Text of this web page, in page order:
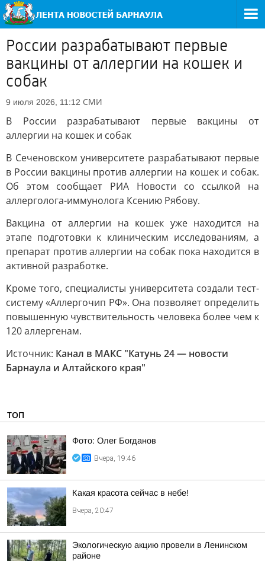
России разрабатывают первые
вакцины от аллергии на кошек и
собак
9 июля 2026, 11:12 СМИ
В России разрабатывают первые вакцины от
аллергии на кошек и собак
В Сеченовском университете разрабатывают первые
в России вакцины против аллергии на кошек и собак.
Об этом сообщает РИА Новости со ссылкой на
аллерголога-иммунолога Ксению Рябову.
Вакцина от аллергии на кошек уже находится на
этапе подготовки к клиническим исследованиям, а
препарат против аллергии на собак пока находится в
активной разработке.
Кроме того, специалисты университета создали тест-
систему «Аллергочип РФ». Она позволяет определить
повышенную чувствительность человека более чем к
120 аллергенам.
Источник: Канал в МАКС "Катунь 24 — новости
Барнаула и Алтайского края"
ТОП
Фото: Олег Богданов
Вчера, 19:46
Какая красота сейчас в небе!
Вчера, 20:47
Экологическую акцию провели в Ленинском
районе